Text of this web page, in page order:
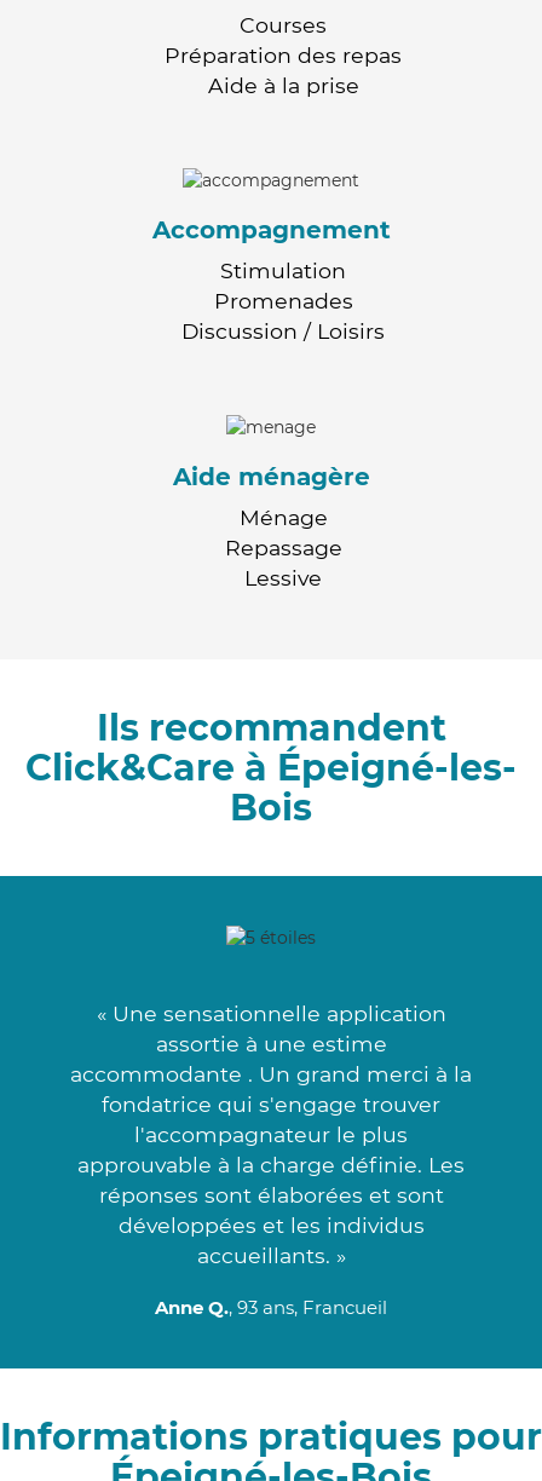
Courses
Préparation des repas
Aide à la prise
Accompagnement
Stimulation
Promenades
Discussion / Loisirs
Aide ménagère
Ménage
Repassage
Lessive
Ils recommandent
Click&Care à Épeigné-les-
Bois
« Une sensationnelle application
assortie à une estime
accommodante . Un grand merci à la
fondatrice qui s'engage trouver
l'accompagnateur le plus
approuvable à la charge définie. Les
réponses sont élaborées et sont
développées et les individus
accueillants. »
Anne Q., 93 ans, Francueil
Informations pratiques pour